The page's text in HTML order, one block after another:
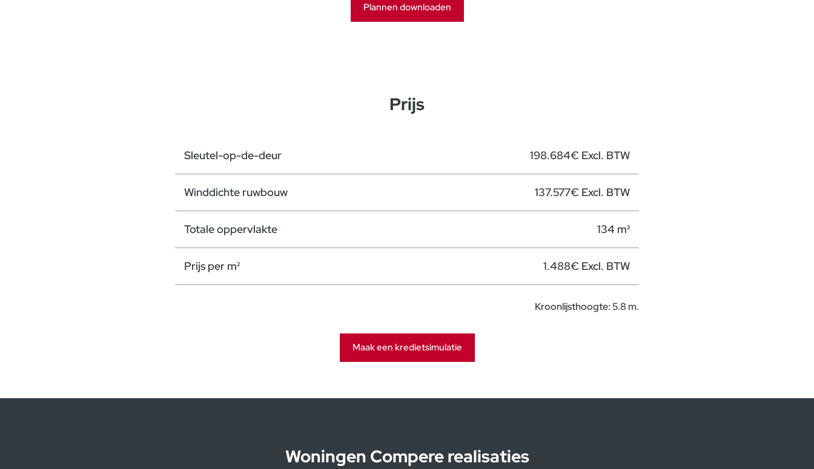
Plannen downloaden
Prijs
Sleutel-op-de-deur 198.684€ Excl. BTW
Winddichte ruwbouw 137.577€ Excl. BTW
Totale oppervlakte 134 m²
Prijs per m² 1.488€ Excl. BTW
Kroonlijsthoogte: 5.8 m.
Maak een kredietsimulatie
Woningen Compere realisaties